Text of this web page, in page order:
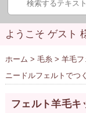
ようこそ ゲスト
ホーム > 毛糸> 羊毛フ
ニードルフェルトでつ
フェルト羊毛キ